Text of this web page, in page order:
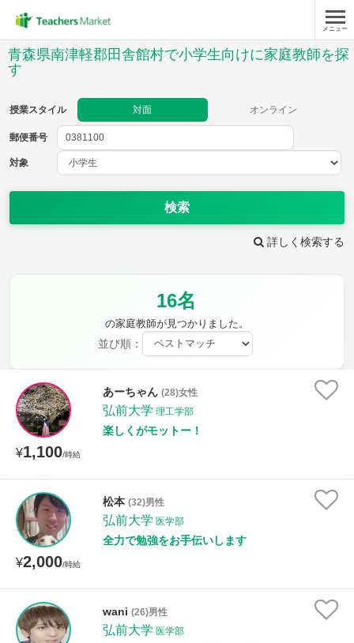
メニュー
青森県南津軽郡田舎館村で小学生向けに家庭教師を探
す
授業スタイル 対面 オンライン
郵便番号
対象
検索
詳しく検索する
16名
の家庭教師が見つかりました。
並び順：
¥1,100/時給
あーちゃん (28)女性
弘前大学 理工学部
楽しくがモットー！
¥2,000/時給
松本 (32)男性
弘前大学 医学部
全力で勉強をお手伝いします
wani (26)男性
弘前大学 医学部
郵便番号
理科
保健・体育 図画工作 書写
時給：¥1,000 ～ ¥10,000
授業可能日
土曜日 日曜日
所属大学
距離：15km以内